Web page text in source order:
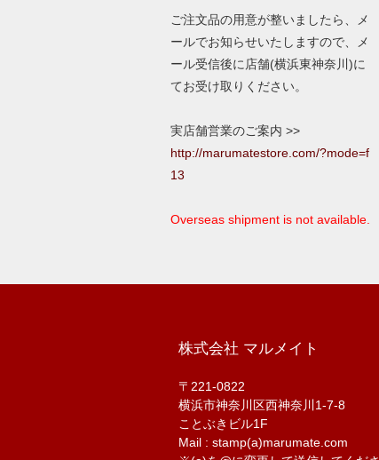
ご注文品の用意が整いましたら、メ
ールでお知らせいたしますので、メ
ール受信後に店舗(横浜東神奈川)に
てお受け取りください。
実店舗営業のご案内 >>
http://marumatestore.com/?mode=f
13
Overseas shipment is not available.
株式会社 マルメイト
〒221-0822
横浜市神奈川区西神奈川1-7-8
ことぶきビル1F
Mail : stamp(a)marumate.com